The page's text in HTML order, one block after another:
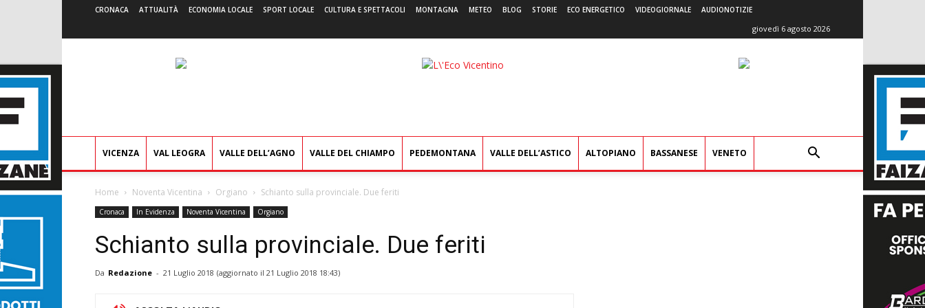
CRONACA ATTUALITÀ ECONOMIA LOCALE SPORT LOCALE CULTURA E SPETTACOLI MONTAGNA METEO BLOG STORIE ECO ENERGETICO VIDEOGIORNALE AUDIONOTIZIE
giovedì 6 agosto 2026
L'Eco
VICENZA VAL LEOGRA VALLE DELL’AGNO VALLE DEL CHIAMPO PEDEMONTANA VALLE DELL’ASTICO ALTOPIANO BASSANESE VENETO
Home Noventa Vicentina Orgiano Schianto sulla provinciale. Due feriti
Cronaca In Evidenza Noventa Vicentina Orgiano
Schianto sulla provinciale. Due feriti
Da Redazione - 21 Luglio 2018 (aggiornato il 21 Luglio 2018 18:43)